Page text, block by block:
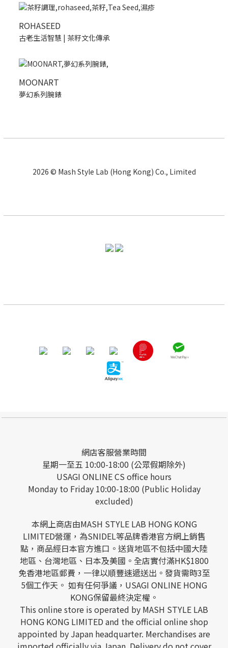
ROHASEED
古老生活智慧 | 茶籽文化傳承
MOONART
夢幻系列腕錶
2026 © Mash Style Lab (Hong Kong) Co., Limited
網店客服營業時間
星期一至五 10:00-18:00 (公眾假期除外)
USAGI ONLINE CS office hours
Monday to Friday 10:00-18:00 (Public Holiday
excluded)
本網上商店由MASH STYLE LAB HONG KONG
LIMITED營運，為SNIDEL等品牌香港官方網上銷售
點，商品經日本官方進口。送貨地區不包括中國大陸
地區、台灣地區、日本及美國。全店實付滿HK$1800
免香港地區郵費，一律以順豐速遞送出。發貨需時3至
5個工作天。 如有任何爭議，USAGI ONLINE HONG
KONG保留最終決定權。
This online store is operated by MASH STYLE LAB
HONG KONG LIMITED and the official online shop
appointed by Japan headquarter. Merchandises are